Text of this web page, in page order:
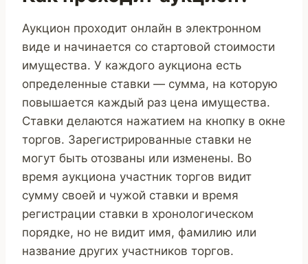
Аукцион проходит онлайн в электронном
виде и начинается со стартовой стоимости
имущества. У каждого аукциона есть
определенные ставки — сумма, на которую
повышается каждый раз цена имущества.
Ставки делаются нажатием на кнопку в окне
торгов. Зарегистрированные ставки не
могут быть отозваны или изменены. Во
время аукциона участник торгов видит
сумму своей и чужой ставки и время
регистрации ставки в хронологическом
порядке, но не видит имя, фамилию или
название других участников торгов.